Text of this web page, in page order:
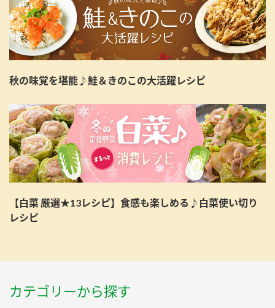
秋の味覚を堪能♪鮭＆きのこの大活躍レシピ
【白菜 厳選★13レシピ】食感も楽しめる♪白菜使い切り
レシピ
カテゴリーから探す